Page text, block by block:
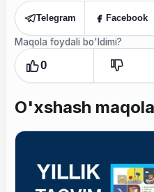
Telegram Facebook
Maqola foydali bo'ldimi?
0
O'xshash